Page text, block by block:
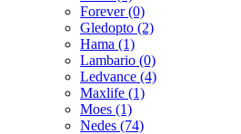
Forever (0)
Gledopto (2)
Hama (1)
Lambario (0)
Ledvance (4)
Maxlife (1)
Moes (1)
Nedes (74)